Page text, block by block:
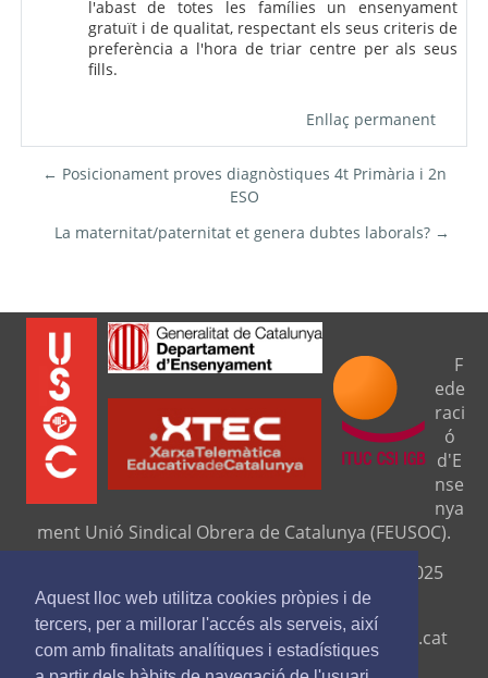
Aquest lloc web utilitza cookies pròpies i de
tercers, per a millorar l'accés als serveis, així
com amb finalitats analítiques i estadístiques
l'abast de totes les famílies un ensenyament
gratuït i de qualitat, respectant els seus criteris de
preferència a l'hora de triar centre per als seus
fills.
Enllaç permanent
← Posicionament proves diagnòstiques 4t Primària i 2n
ESO
La maternitat/paternitat et genera dubtes laborals? →
F
ede
raci
ó
d'E
nse
nya
ment Unió Sindical Obrera de Catalunya (FEUSOC).
Seu central: C/ Travessera de Gràcia, 276 (08025
Barcelona).
Telf. 93 329 8111. Fax. 9329 84 16www.feusoc.cat
feusoc@feusoc.cat